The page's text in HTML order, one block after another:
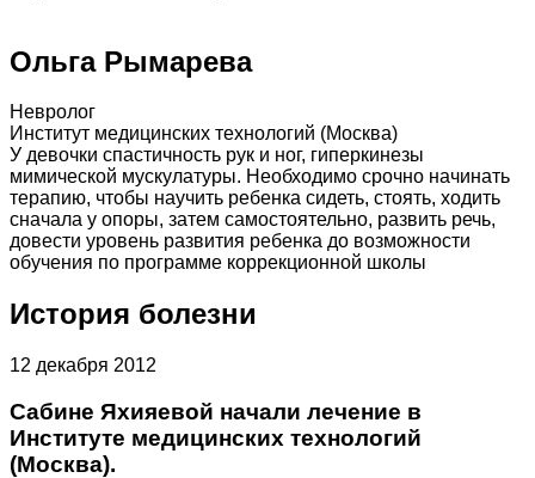
Ольга Рымарева
Невролог
Институт медицинских технологий (Москва)
У девочки спастичность рук и ног, гиперкинезы
мимической мускулатуры. Необходимо срочно начинать
терапию, чтобы научить ребенка сидеть, стоять, ходить
сначала у опоры, затем самостоятельно, развить речь,
довести уровень развития ребенка до возможности
обучения по программе коррекционной школы
История болезни
12 декабря 2012
Сабине Яхияевой начали лечение в
Институте медицинских технологий
(Москва).